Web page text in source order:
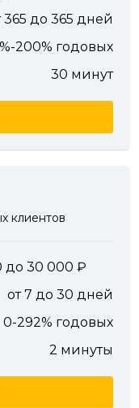
365 до 365 дней
200% годовых
30 минут
клиентов
до 30 000
от 7 до 30 дней
0-292% годовых
2 минуты